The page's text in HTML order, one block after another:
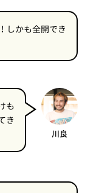
しかも全開でき
川良
も
き